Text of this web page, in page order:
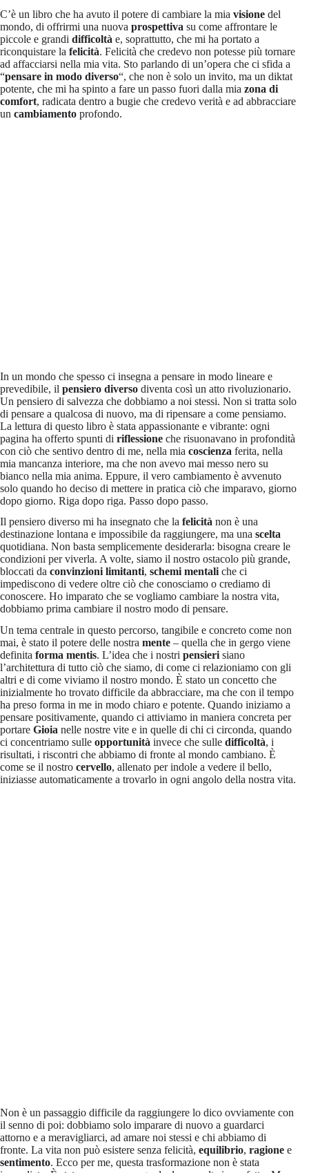
C’è un libro che ha avuto il potere di cambiare la mia visione del
mondo, di offrirmi una nuova prospettiva su come affrontare le
piccole e grandi difficoltà e, soprattutto, che mi ha portato a
riconquistare la felicità. Felicità che credevo non potesse più tornare
ad affacciarsi nella mia vita. Sto parlando di un’opera che ci sfida a
“pensare in modo diverso“, che non è solo un invito, ma un diktat
potente, che mi ha spinto a fare un passo fuori dalla mia zona di
comfort, radicata dentro a bugie che credevo verità e ad abbracciare
un cambiamento profondo.
In un mondo che spesso ci insegna a pensare in modo lineare e
prevedibile, il pensiero diverso diventa così un atto rivoluzionario.
Un pensiero di salvezza che dobbiamo a noi stessi. Non si tratta solo
di pensare a qualcosa di nuovo, ma di ripensare a come pensiamo.
La lettura di questo libro è stata appassionante e vibrante: ogni
pagina ha offerto spunti di riflessione che risuonavano in profondità
con ciò che sentivo dentro di me, nella mia coscienza ferita, nella
mia mancanza interiore, ma che non avevo mai messo nero su
bianco nella mia anima. Eppure, il vero cambiamento è avvenuto
solo quando ho deciso di mettere in pratica ciò che imparavo, giorno
dopo giorno. Riga dopo riga. Passo dopo passo.
Il pensiero diverso mi ha insegnato che la felicità non è una
destinazione lontana e impossibile da raggiungere, ma una scelta
quotidiana. Non basta semplicemente desiderarla: bisogna creare le
condizioni per viverla. A volte, siamo il nostro ostacolo più grande,
bloccati da convinzioni limitanti, schemi mentaliche ci
impediscono di vedere oltre ciò che conosciamo o crediamo di
conoscere. Ho imparato che se vogliamo cambiare la nostra vita,
dobbiamo prima cambiare il nostro modo di pensare.
Un tema centrale in questo percorso, tangibile e concreto come non
mai, è stato il potere delle nostra mente – quella che in gergo viene
definita forma mentis. L’idea che i nostri pensieri siano
l’architettura di tutto ciò che siamo, di come ci relazioniamo con gli
altri e di come viviamo il nostro mondo. È stato un concetto che
inizialmente ho trovato difficile da abbracciare, ma che con il tempo
ha preso forma in me in modo chiaro e potente. Quando iniziamo a
pensare positivamente, quando ci attiviamo in maniera concreta per
portare Gioia nelle nostre vite e in quelle di chi ci circonda, quando
ci concentriamo sulle opportunità invece che sulle difficoltà, i
risultati, i riscontri che abbiamo di fronte al mondo cambiano. È
come se il nostro cervello, allenato per indole a vedere il bello,
iniziasse automaticamente a trovarlo in ogni angolo della nostra vita.
Non è un passaggio difficile da raggiungere lo dico ovviamente con
il senno di poi: dobbiamo solo imparare di nuovo a guardarci
attorno e a meravigliarci, ad amare noi stessi e chi abbiamo di
fronte. La vita non può esistere senza felicità, equilibrio, ragione e
sentimento. Ecco per me, questa trasformazione non è stata